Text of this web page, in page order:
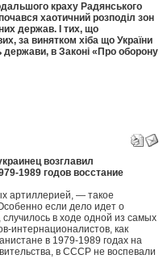
краху Радянського
хаотичний розподіл зон
держав. І тих, що
за винятком хіба що України
держави, в Законі «Про оборону
возглавил
1989 годов восстание
артиллерией, — такое
если дело идет о
в ходе одной из самых
интернационалистов, как
в 1979-1989 годах на
в СССР не воспевали